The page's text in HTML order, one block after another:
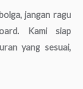
jangan ragu
Kami siap
yang sesuai,